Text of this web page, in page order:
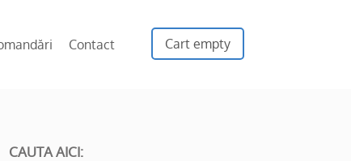
Cart empty
Contact
CAUTA AICI: